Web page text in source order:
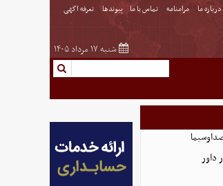
درباره ما مرامنامه تماس با ما پیوندها تعرفه اگهی
شنبه ۱۷ مرداد ۱۴۰۵
داور